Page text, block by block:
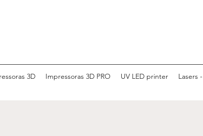
3D Impressoras 3D PRO UV LED printer Lasers